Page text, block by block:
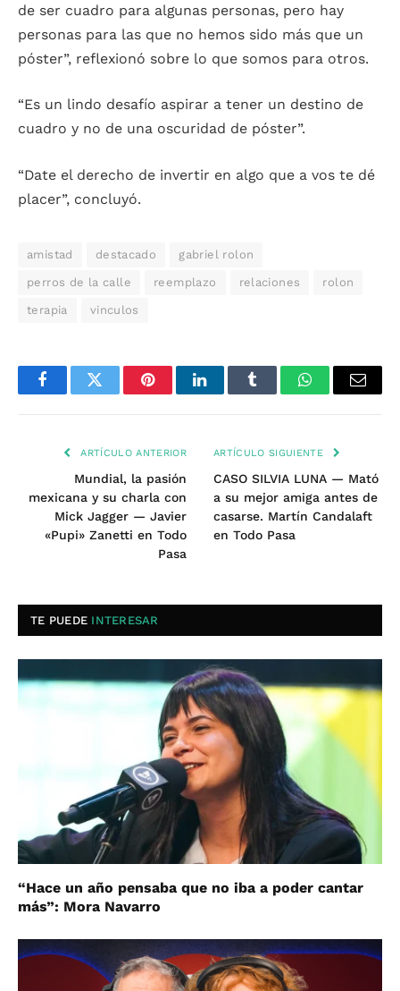
de ser cuadro para algunas personas, pero hay
personas para las que no hemos sido más que un
póster”, reflexionó sobre lo que somos para otros.
“Es un lindo desafío aspirar a tener un destino de
cuadro y no de una oscuridad de póster”.
“Date el derecho de invertir en algo que a vos te dé
placer”, concluyó.
amistad destacado gabriel rolon
perros de la calle reemplazo relaciones rolon
terapia vinculos
FacebookTwitter PinterestLinkedInTumblr WhatsAppEmail
ARTÍCULO ANTERIOR
Mundial, la pasión
mexicana y su charla con
Mick Jagger — Javier
«Pupi» Zanetti en Todo
Pasa
ARTÍCULO SIGUIENTE
CASO SILVIA LUNA — Mató
a su mejor amiga antes de
casarse. Martín Candalaft
en Todo Pasa
TE PUEDE INTERESAR
“Hace un año pensaba que no iba a poder cantar
más”: Mora Navarro